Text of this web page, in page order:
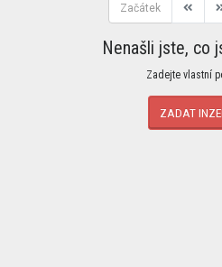
Začátek
Nenašli jste, co
Zadejte vlastní
ZADAT